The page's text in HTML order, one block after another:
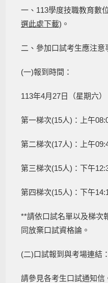
一、113學度技職教育數
選此處下載) 。
二、參加口試考生應注意
(一)報到時間：
113年4月27日（星期六）
第一梯次(15人)：上午
第二梯次(17人)：上午
第三梯次(15人)：下午
第四梯次(15人)：下午
**請依口試名單以及梯次
同放棄口試資格論。
(二)口試報到與考場連結：
請參見各考生口試通知信